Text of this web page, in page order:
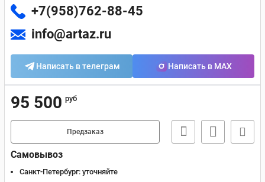
+7(958)762-88-45
info@artaz.ru
Написать в телеграм Написать в MAX
95 500 руб
Предзаказ
Самовывоз
Санкт-Петербург: уточняйте